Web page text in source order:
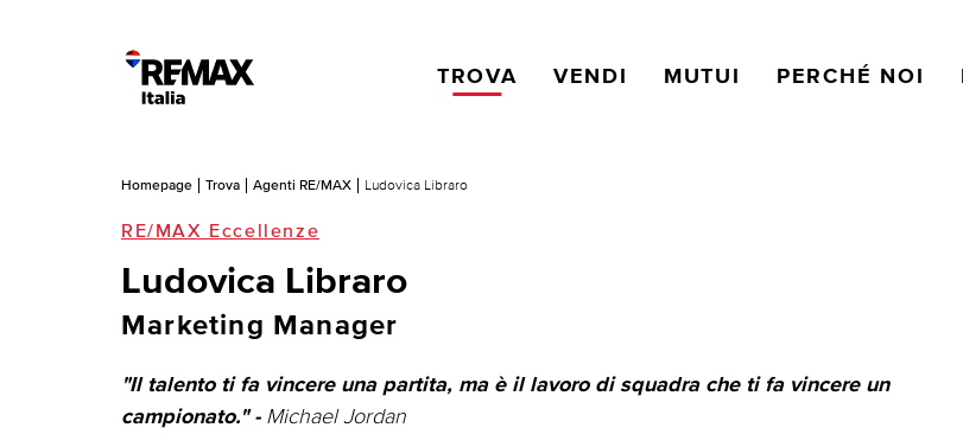
TROVA VENDI MUTUI PERCHÉ NOI
Homepage Trova Agenti RE/MAX Ludovica Libraro
RE/MAX Eccellenze
Ludovica Libraro
Marketing Manager
"Il talento ti fa vincere una partita, ma è il lavoro di squadra che ti fa vincere un
campionato." - Michael Jordan